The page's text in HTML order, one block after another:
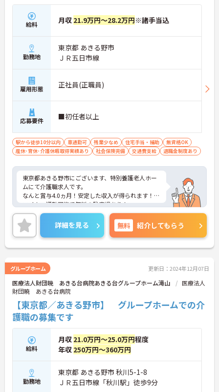
給料 月収 21.9万円～28.2万円※諸手当込
勤務地
東京都 あきる野市
ＪＲ五日市線
雇用形態 正社員(正職員)
応募要件 ■初任者以上
駅から徒歩10分以内 車通勤可 残業少なめ 住宅手当・補助
無資格OK
産休･育休･介護休暇取得実績あり
社会保険完備 交通費支給 退職金制度あり
東京都あきる野市にございます、特別養護老人ホー
ムにて介護職求人です。
なんと賞与4.0ヵ月！安定した収入が得られます！
マイカー通勤可能で無料の駐車場あり！
最寄り駅から送迎バスも出ております。
また、教育体制が整っているので無資格の方でもご
応募可能です。
残業少なめなので、プライベートの時間も大切にで
きますよ♪
せ。
詳細を見る 無料 紹介してもらう
グループホーム 更新日：2024年12月07日
医療法人財団暁 あきる台病院あきる台グループホーム滝山
医療法人
財団暁 あきる台病院
【東京都／あきる野市】 グループホームでの介
護職の募集です
給料
月収 21.0万円～25.0万円程度
年収 250万円～360万円
勤務地
東京都 あきる野市 秋川5-1-8
ＪＲ五日市線「秋川駅」徒歩9分